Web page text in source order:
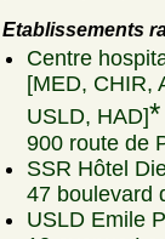
Etablissements
Centre
[MED, CHIR,
USLD, HAD]*
900 route de
SSR Hôtel
47 boulevard
USLD Emile